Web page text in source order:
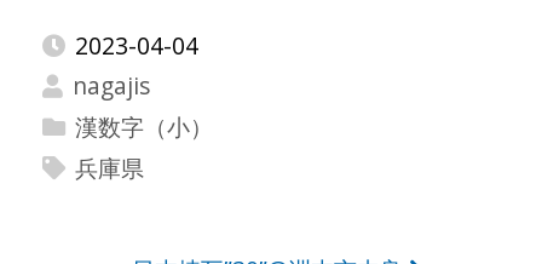
2023-04-04
nagajis
漢数字（小）
兵庫県